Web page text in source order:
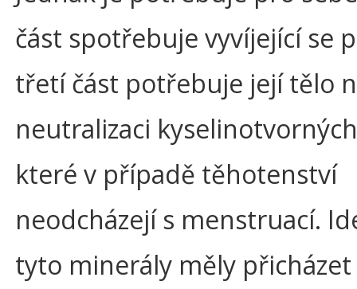
část spotřebuje vyvíjející se
třetí část potřebuje její tělo
neutralizaci
které v případě těhotenství
neodcházejí s menstruací.
tyto minerály měly přicházet